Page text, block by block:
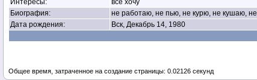
Интересы:
все хочу
Биография:
не работаю, не пью, не курю, не кушаю,
Дата рождения:
Вск, Декабрь 14, 1980
Общее время, затраченное на создание страницы: 0.02126 секунд